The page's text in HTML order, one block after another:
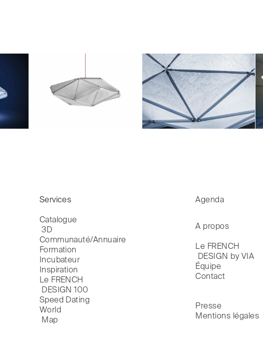
Services
Catalogue
3D
Communauté/Annuaire
Formation
Incubateur
Inspiration
Le FRENCH
DESIGN 100
Speed Dating
World
Map
Agenda
A propos
Le FRENCH
DESIGN by VIA
Équipe
Contact
Presse
Mentions légales